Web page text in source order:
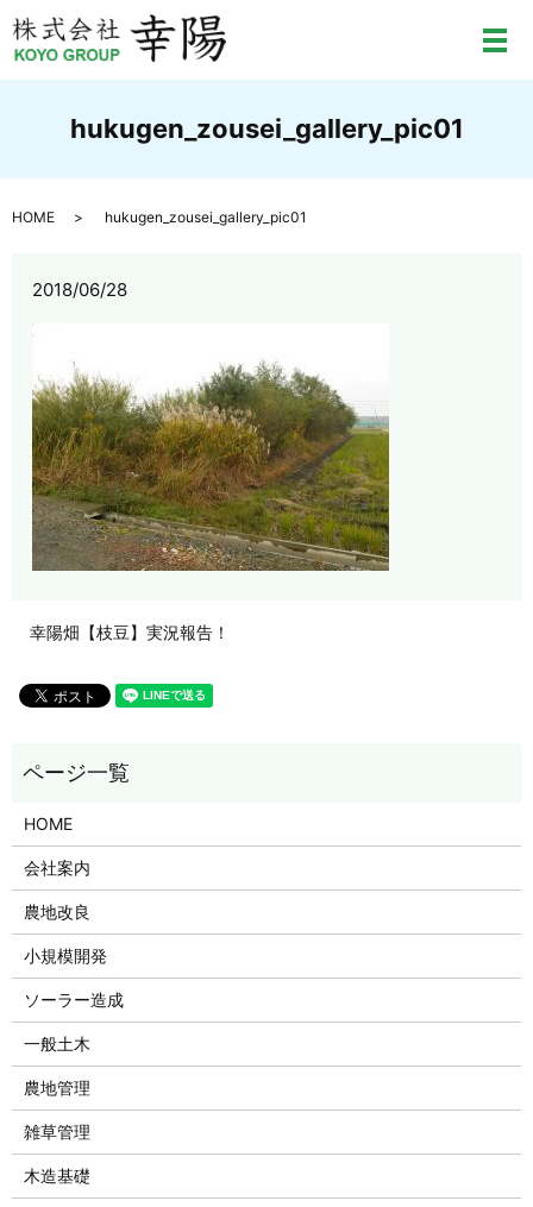
メ
hukugen_zousei_gallery_pic01
HOME hukugen_zousei_gallery_pic01
2018/06/28
幸陽畑【枝豆】実況報告！
HOME
会社案内
農地改良
小規模開発
ソーラー造成
一般土木
農地管理
雑草管理
木造基礎